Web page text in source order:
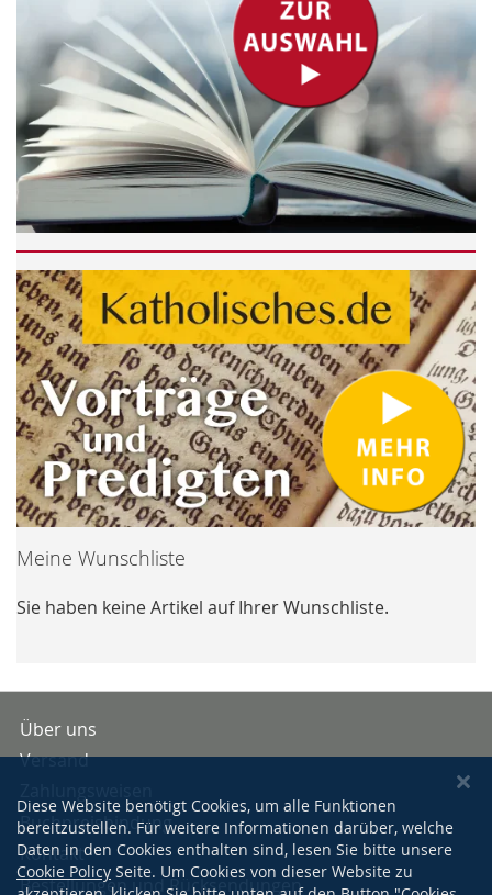
Meine Wunschliste
Sie haben keine Artikel auf Ihrer Wunschliste.
Über uns
Versand
Buchpreisbindung
Kontakt
Bestellungen und Rücksendungen
Diese Website benötigt Cookies, um alle Funktionen
bereitzustellen. Für weitere Informationen darüber, welche
Daten in den Cookies enthalten sind, lesen Sie bitte unsere
Cookie Policy Seite. Um Cookies von dieser Website zu